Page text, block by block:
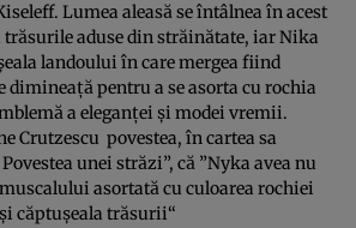
Lumea aleasă se întâlnea în acest
aduse din străinătate, iar Nika
landoului în care mergea fiind
dimineaţă pentru a se asorta cu rochia
a eleganţei şi modei vremii.
Crutzescu povestea, în cartea sa
unei străzi”, că ”Nyka avea nu
asortată cu culoarea rochiei
căptuşeala trăsurii“